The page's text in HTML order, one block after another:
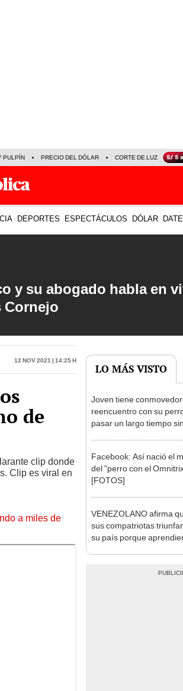
PULPÍN PRECIO DEL DÓLAR CORTE DE LUZ
DEPORTES ESPECTÁCULOS DÓLAR
y su abogado habla en
Cornejo
12 Nov 2021 | 14:25 h
de
clip donde
Clip es viral en
a miles de
LO MÁS VISTO
Joven tiene conmovedor
reencuentro con su
pasar un largo tiempo sin
Facebook: Así nació el
del "perro con el
[FOTOS]
VENEZOLANO afirma
sus compatriotas
su país porque